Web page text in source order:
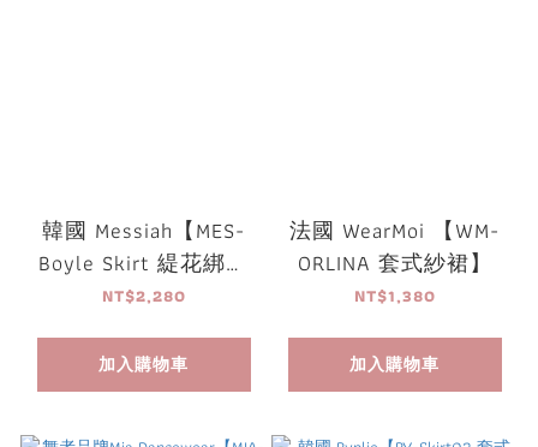
韓國 Messiah【MES-
Boyle Skirt 緹花綁帶
紗裙】
NT$2,280
加入購物車
法國 WearMoi 【WM-
ORLINA 套式紗裙】
NT$1,380
加入購物車